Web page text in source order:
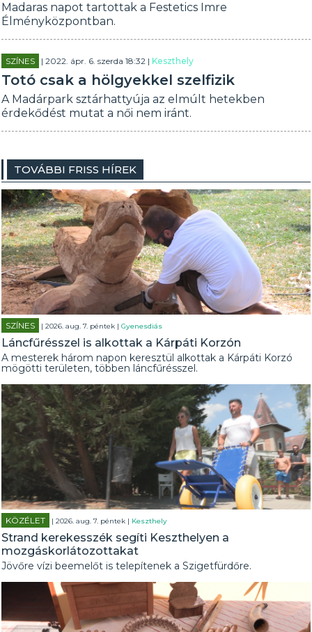
Madaras napot tartottak a Festetics Imre
Élményközpontban.
SZÍNES | 2022. ápr. 6. szerda 18:32 |Keszthely
Totó csak a hölgyekkel szelfizik
A Madárpark sztárhattyúja az elmúlt hetekben
érdekődést mutat a női nem iránt.
TOVÁBBI FRISS HÍREK
SZÍNES | 2026. aug. 7. péntek |Gyenesdiás
Láncfűrésszel is alkottak a Kárpáti Korzón
A mesterek három napon keresztül alkottak a Kárpáti Korzó
mögötti területen, többen láncfűrésszel.
KÖZÉLET | 2026. aug. 7. péntek | Keszthely
Strand kerekesszék segíti Keszthelyen a
mozgáskorlátozottakat
Jövőre vízi beemelőt is telepítenek a Szigetfürdőre.